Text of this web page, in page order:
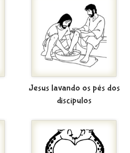
Jesus lavando os pés dos
discípulos